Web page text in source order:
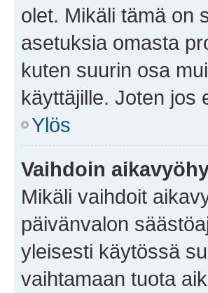
olet. Mikäli tämä on
asetuksia omasta
kuten suurin osa
käyttäjille. Joten jos
Ylös
Vaihdoin
Mikäli vaihdoit
päivänvalon
yleisesti käytössä
vaihtamaan tuota